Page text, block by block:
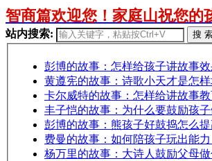
智商篇欢迎您！家庭山祝您的
站内搜索: 搜
彭博的故事：怎样给孩子讲故事
黄遵宪的故事：诗歌小天才是怎
卡尔威特的故事：怎样给讲故事
丰子恺的故事：为什么要鼓励孩
彭博的故事：熊孩子好鼓捣怎么
费曼的故事：如何陪孩子玩出能
杨万里的故事：大诗人鼓励父母